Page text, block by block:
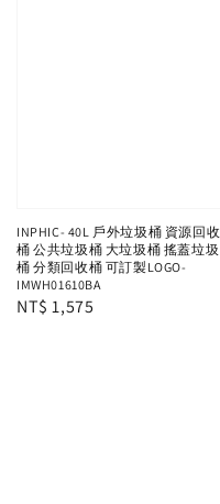
INPHIC- 40L 戶外垃圾桶 資源回收
桶 公共垃圾桶 大垃圾桶 搖蓋垃圾
桶 分類回收桶 可訂製LOGO-
IMWH01610BA
Regular
NT$ 1,575